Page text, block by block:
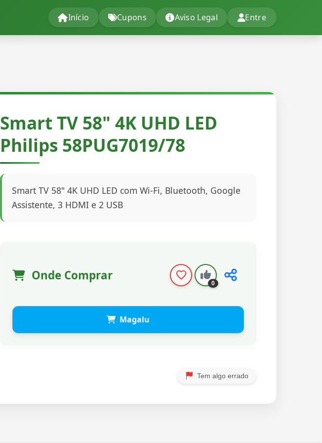
Início Cupons Aviso Legal Entre
Smart TV 58" 4K UHD LED
Philips 58PUG7019/78
Smart TV 58" 4K UHD LED com Wi-Fi, Bluetooth, Google
Assistente, 3 HDMI e 2 USB
Onde Comprar
0
Magalu
Tem algo errado